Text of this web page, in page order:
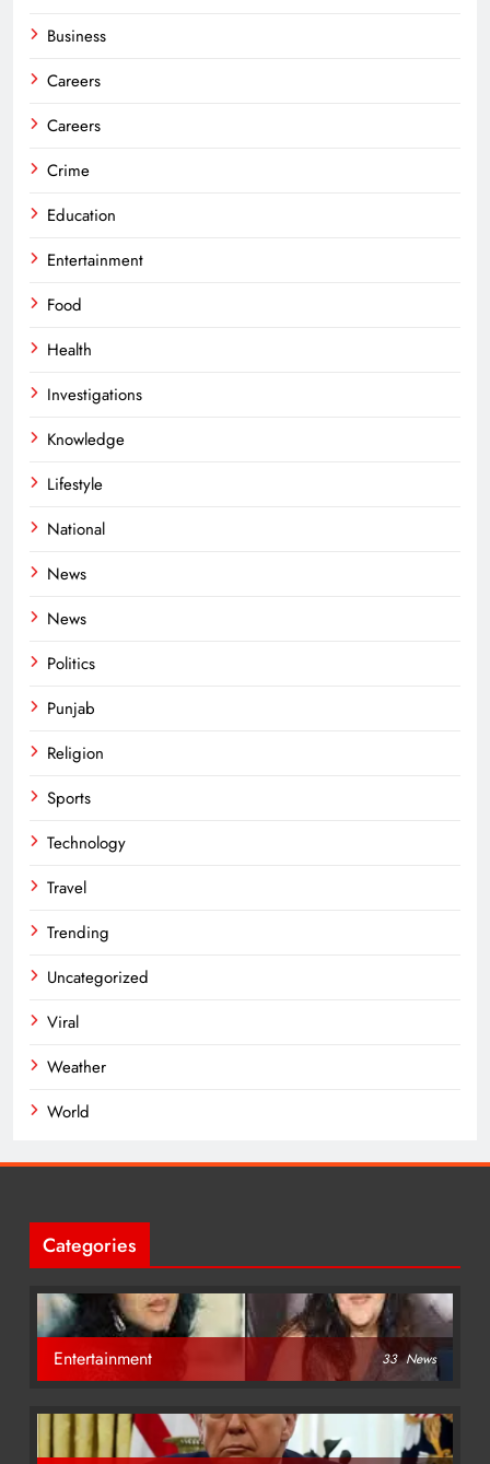
Business
Careers
Careers
Crime
Education
Entertainment
Food
Health
Investigations
Knowledge
Lifestyle
National
News
News
Politics
Punjab
Religion
Sports
Technology
Travel
Trending
Uncategorized
Viral
Weather
World
Categories
Entertainment 33 News